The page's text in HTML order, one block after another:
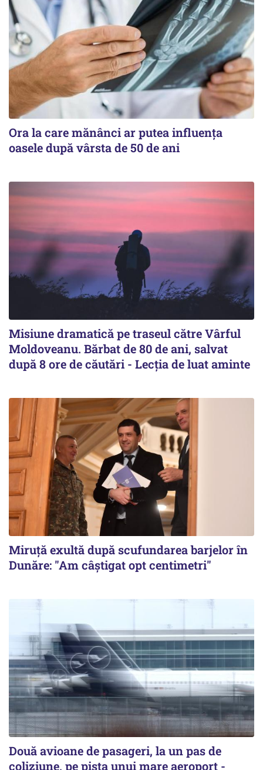
Ora la care mănânci ar putea influența
oasele după vârsta de 50 de ani
Misiune dramatică pe traseul către Vârful
Moldoveanu. Bărbat de 80 de ani, salvat
după 8 ore de căutări - Lecția de luat aminte
Miruță exultă după scufundarea barjelor în
Dunăre: "Am câștigat opt centimetri"
Două avioane de pasageri, la un pas de
coliziune, pe pista unui mare aeroport -